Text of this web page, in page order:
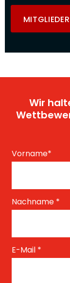
MITGLIEDER
Wir
Vorname*
Nachname *
E-Mail *